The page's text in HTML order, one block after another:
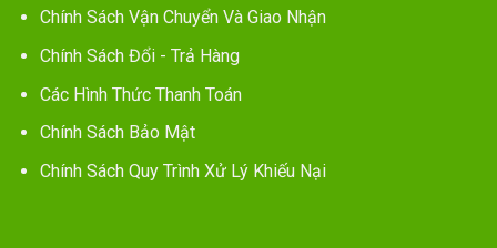
Chính Sách Vận Chuyển Và Giao Nhận
Chính Sách Đổi - Trả Hàng
Các Hình Thức Thanh Toán
Chính Sách Bảo Mật
Chính Sách Quy Trình Xử Lý Khiếu Nại